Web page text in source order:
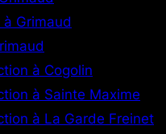
Grimaud
à Cogolin
à Sainte Maxime
à La Garde Freinet